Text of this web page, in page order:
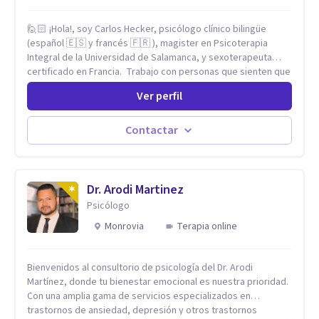
🙋🏻 ¡Hola!, soy Carlos Hecker, psicólogo clínico bilingüe
(español 🇪🇸 y francés 🇫🇷 ), magister en Psicoterapia
Integral de la Universidad de Salamanca, y sexoterapeuta
certificado en Francia. Trabajo con personas que sienten que
algo en su vida dejó de calzar: ansiedad que se desborda,
tristeza que no se va, duelos que se alargan, relaciones que
repiten el mismo patrón o preguntas en torno a la sexualidad
y la identidad que necesitan un espacio seguro para ser
habladas. Mi orientación teórica integra una mirada
contigo, con las demás personas y con tu entorno. Además
de mi formación en psicoterapia, cuento con especialización
en sexoterapia, por lo que también acompaño temas de salud
sexual, terapia de pareja, diversidad sexual y de género,
hablar de estos temas sin juicios, con respeto y libertad.
Trabajo con objetivos claros y realistas, sin fórmulas rígidas:
combinamos profundidad emocional con una mirada práctica
sobre tu vida diaria.
Ver perfil
Contactar
Dr. Arodi Martinez
Psicólogo
Monrovia
Terapia online
Bienvenidos al consultorio de psicología del Dr. Arodi
Martínez, donde tu bienestar emocional es nuestra prioridad.
Con una amplia gama de servicios especializados en
trastornos de ansiedad, depresión y otros trastornos